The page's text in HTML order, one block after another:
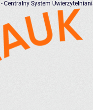
- Centralny System